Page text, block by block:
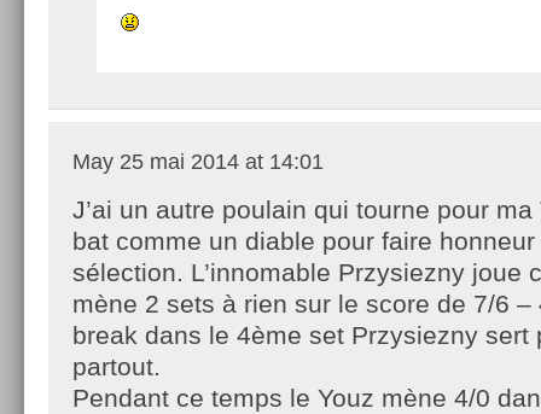
May 25 mai 2014 at 14:01
J’ai un autre poulain qui tourne pour
bat comme un diable pour faire
sélection. L’innomable Przysiezny joue
mène 2 sets à rien sur le score de 7/6 –
break dans le 4ème set Przysiezny sert
partout.
Pendant ce temps le Youz mène 4/0